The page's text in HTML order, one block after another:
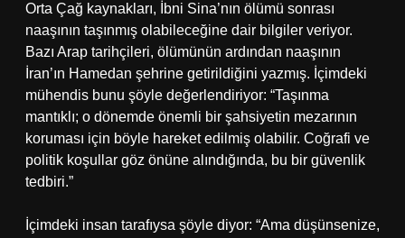
Orta Çağ kaynakları, İbni Sina’nın ölümü sonrası
naaşının taşınmış olabileceğine dair bilgiler veriyor.
Bazı Arap tarihçileri, ölümünün ardından naaşının
İran’ın Hamedan şehrine getirildiğini yazmış. İçimdeki
mühendis bunu şöyle değerlendiriyor: “Taşınma
mantıklı; o dönemde önemli bir şahsiyetin mezarının
koruması için böyle hareket edilmiş olabilir. Coğrafi ve
politik koşullar göz önüne alındığında, bu bir güvenlik
tedbiri.”
İçimdeki insan tarafıysa şöyle diyor: “Ama düşünsenize,